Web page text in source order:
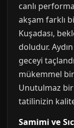
canlı
akşam farklı
Kuşadası,
doludur.
geceyi
mükemmel
Unutulmaz
tatilinizin
Samimi ve